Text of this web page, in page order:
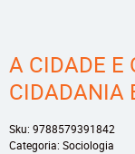
A CIDADE E
CIDADANIA
Sku: 9788579391842
Categoria: Sociologia